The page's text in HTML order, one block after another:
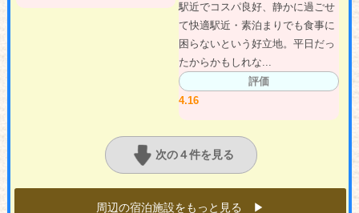
駅近でコスパ良好、静かに過ごせ
て快適駅近・素泊まりでも食事に
困らないという好立地。平日だっ
たからかもしれな...
評価
4.16
次の４件を見る
周辺の宿泊施設をもっと見る ▶︎